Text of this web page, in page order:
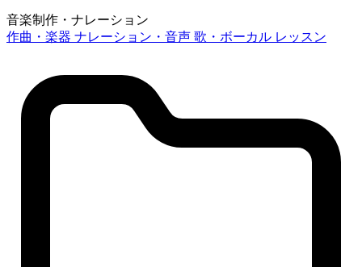
音楽制作・ナレーション
作曲・楽器 ナレーション・音声 歌・ボーカル レッスン